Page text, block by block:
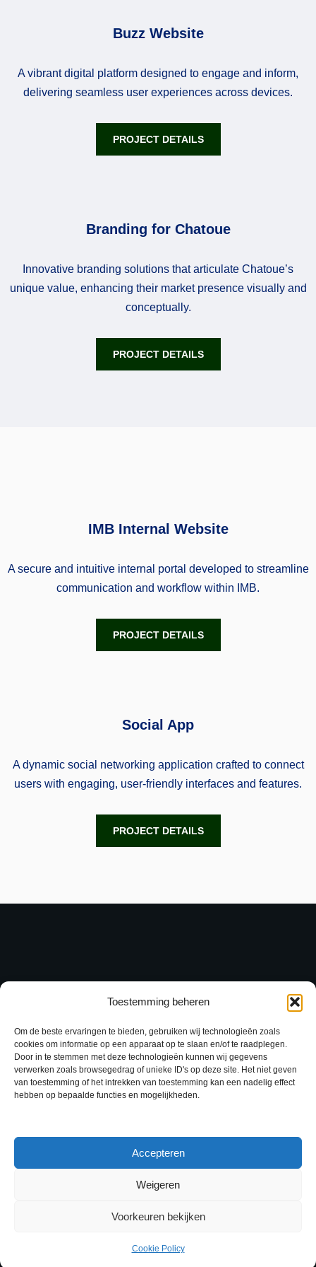
Toestemming beheren
Om de beste ervaringen te bieden, gebruiken wij technologieën zoals
cookies om informatie op een apparaat op te slaan en/of te raadplegen.
Door in te stemmen met deze technologieën kunnen wij gegevens
verwerken zoals browsegedrag of unieke ID's op deze site. Het niet geven
van toestemming of het intrekken van toestemming kan een nadelig effect
hebben op bepaalde functies en mogelijkheden.
Accepteren
Weigeren
Voorkeuren bekijken
Cookie Policy
Buzz Website
A vibrant digital platform designed to engage and inform,
delivering seamless user experiences across devices.
PROJECT DETAILS
Branding for Chatoue
Innovative branding solutions that articulate Chatoue’s
unique value, enhancing their market presence visually and
conceptually.
PROJECT DETAILS
IMB Internal Website
A secure and intuitive internal portal developed to streamline
communication and workflow within IMB.
PROJECT DETAILS
Social App
A dynamic social networking application crafted to connect
users with engaging, user-friendly interfaces and features.
PROJECT DETAILS
“The level of detail and creativity this agency brings to the
executed a website that reflects our mission perfectly.
Exceptional work!”
JANET MORRIS